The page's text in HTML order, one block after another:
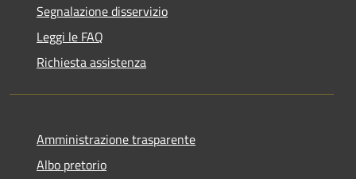
Segnalazione disservizio
Leggi le FAQ
Richiesta assistenza
Amministrazione trasparente
Albo pretorio